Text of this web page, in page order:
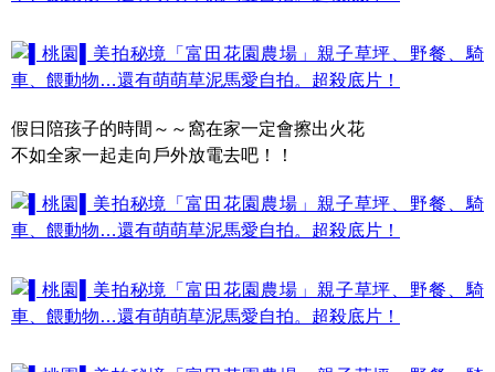
假日陪孩子的時間～～窩在家一定會擦出火花
不如全家一起走向戶外放電去吧！！